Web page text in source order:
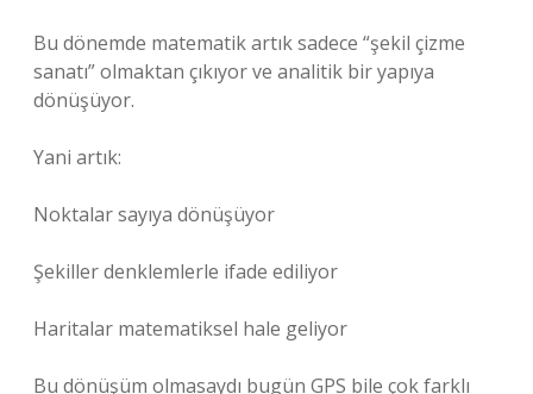
Bu dönemde matematik artık sadece “şekil çizme
sanatı” olmaktan çıkıyor ve analitik bir yapıya
dönüşüyor.
Yani artık:
Noktalar sayıya dönüşüyor
Şekiller denklemlerle ifade ediliyor
Haritalar matematiksel hale geliyor
Bu dönüşüm olmasaydı bugün GPS bile çok farklı